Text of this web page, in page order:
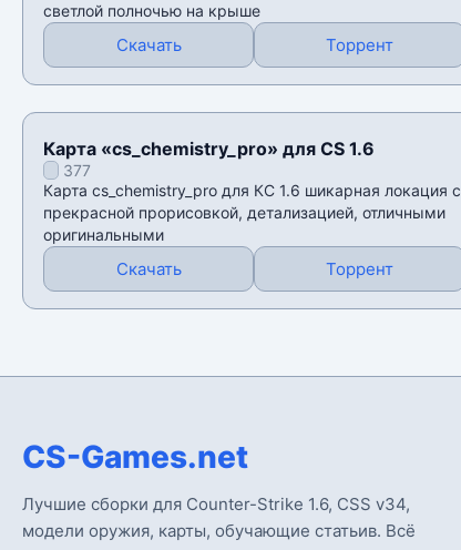
светлой полночью на крыше
Скачать Торрент
Карта «cs_chemistry_pro» для CS 1.6
377
Карта cs_chemistry_pro для КС 1.6 шикарная локация с
прекрасной прорисовкой, детализацией, отличными
оригинальными
Скачать Торрент
CS-Games.net
Лучшие сборки для Counter-Strike 1.6, CSS v34,
модели оружия, карты, обучающие статьив. Всё